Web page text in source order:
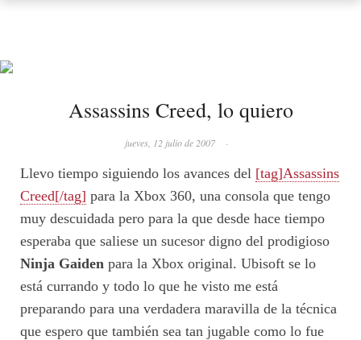
Assassins Creed, lo quiero
jueves, 12 julio de 2007 ·
Llevo tiempo siguiendo los avances del [tag]Assassins
Creed[/tag] para la Xbox 360, una consola que tengo
muy descuidada pero para la que desde hace tiempo
esperaba que saliese un sucesor digno del prodigioso
Ninja Gaiden para la Xbox original. Ubisoft se lo
está currando y todo lo que he visto me está
preparando para una verdadera maravilla de la técnica
que espero que también sea tan jugable como lo fue